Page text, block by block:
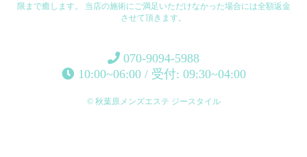
限まで癒します。 当店の施術にご満足いただけなかった場合には全額返金
させて頂きます。
070-9094-5988
10:00~06:00 / 受付: 09:30~04:00
© 秋葉原メンズエステ ジースタイル